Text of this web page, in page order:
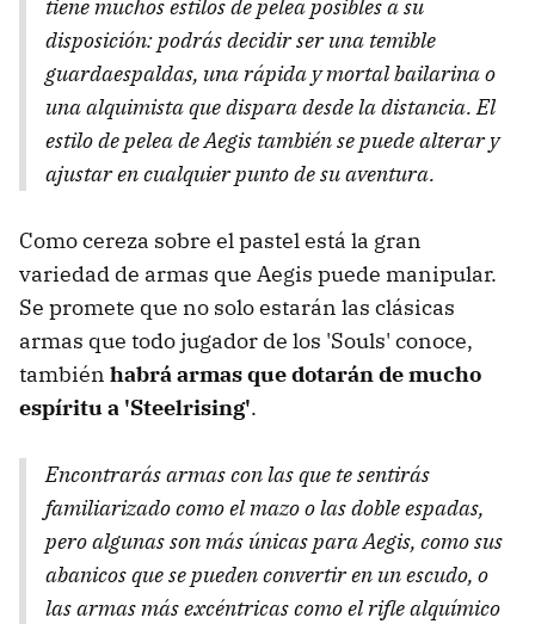
tiene muchos estilos de pelea posibles a su
disposición: podrás decidir ser una temible
guardaespaldas, una rápida y mortal bailarina o
una alquimista que dispara desde la distancia. El
estilo de pelea de Aegis también se puede alterar y
ajustar en cualquier punto de su aventura.
Como cereza sobre el pastel está la gran
variedad de armas que Aegis puede manipular.
Se promete que no solo estarán las clásicas
armas que todo jugador de los 'Souls' conoce,
también habrá armas que dotarán de mucho
espíritu a 'Steelrising'.
Encontrarás armas con las que te sentirás
familiarizado como el mazo o las doble espadas,
pero algunas son más únicas para Aegis, como sus
abanicos que se pueden convertir en un escudo, o
las armas más excéntricas como el rifle alquímico